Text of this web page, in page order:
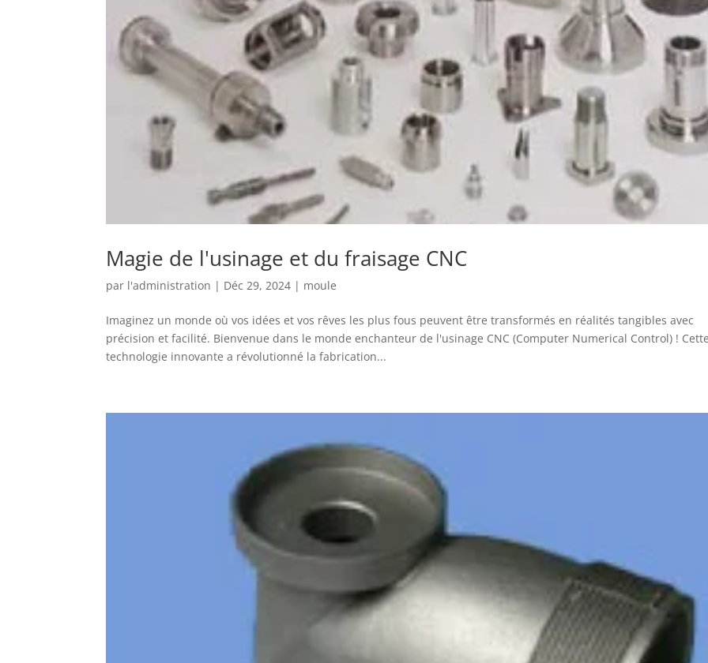
Magie de l'usinage et du fraisage CNC
par l'administration | Déc 29, 2024 | moule
Imaginez un monde où vos idées et vos rêves les plus fous peuvent être transformés en réalités tangibles avec
précision et facilité. Bienvenue dans le monde enchanteur de l'usinage CNC (Computer Numerical Control) !
technologie innovante a révolutionné la fabrication...